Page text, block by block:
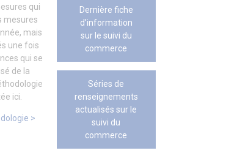
qui
mesures
mais
une fois
qui se
de la
ici.
>
Dernière fiche
d’information
sur le suivi du
commerce
Séries de
renseignements
actualisés sur le
suivi du
commerce